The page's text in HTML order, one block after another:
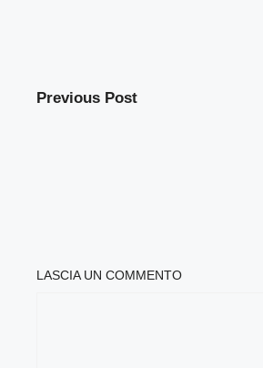
Previous Post
LASCIA UN COMMENTO